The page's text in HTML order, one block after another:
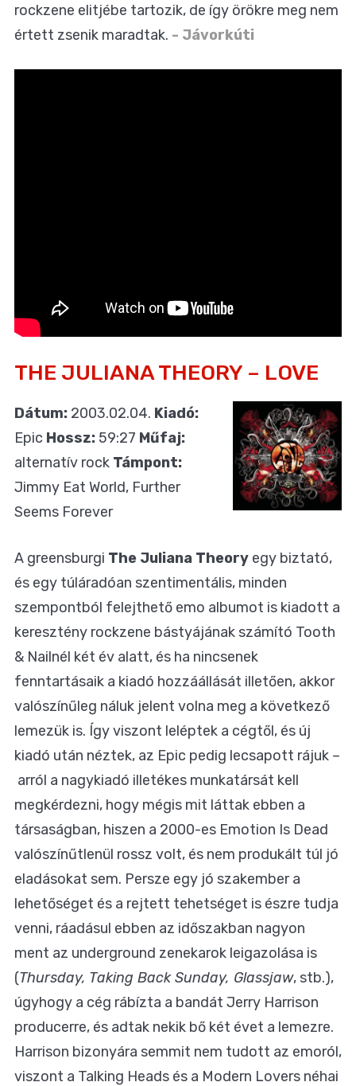
rockzene elitjébe tartozik, de így örökre meg nem
értett zsenik maradtak. - Jávorkúti
THE JULIANA THEORY – LOVE
Dátum: 2003.02.04. Kiadó:
Epic Hossz: 59:27 Műfaj:
alternatív rock Támpont:
Jimmy Eat World, Further
Seems Forever
A greensburgi The Juliana Theory egy biztató,
és egy túláradóan szentimentális, minden
szempontból felejthető emo albumot is kiadott a
keresztény rockzene bástyájának számító Tooth
& Nailnél két év alatt, és ha nincsenek
fenntartásaik a kiadó hozzáállását illetően, akkor
valószínűleg náluk jelent volna meg a következő
lemezük is. Így viszont leléptek a cégtől, és új
kiadó után néztek, az Epic pedig lecsapott rájuk –
arról a nagykiadó illetékes munkatársát kell
megkérdezni, hogy mégis mit láttak ebben a
társaságban, hiszen a 2000-es Emotion Is Dead
valószínűtlenül rossz volt, és nem produkált túl jó
eladásokat sem. Persze egy jó szakember a
lehetőséget és a rejtett tehetséget is észre tudja
venni, ráadásul ebben az időszakban nagyon
ment az underground zenekarok leigazolása is
(Thursday, Taking Back Sunday, Glassjaw, stb.),
úgyhogy a cég rábízta a bandát Jerry Harrison
producerre, és adtak nekik bő két évet a lemezre.
Harrison bizonyára semmit nem tudott az emoról,
viszont a Talking Heads és a Modern Lovers néhai